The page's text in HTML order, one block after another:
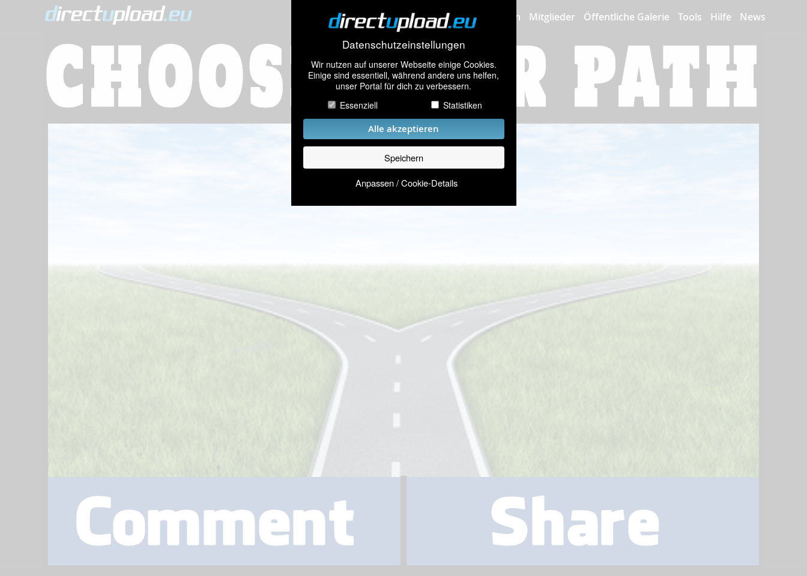
Datenschutzeinstellungen
Wir nutzen auf unserer Webseite einige Cookies.
Einige sind essentiell, während andere uns helfen,
unser Portal für dich zu verbessern.
Essenziell
Statistiken
Alle akzeptieren
Speichern
Anpassen / Cookie-Details
Bilder hochladen Mitglieder Öffentliche Galerie Tools Hilfe News